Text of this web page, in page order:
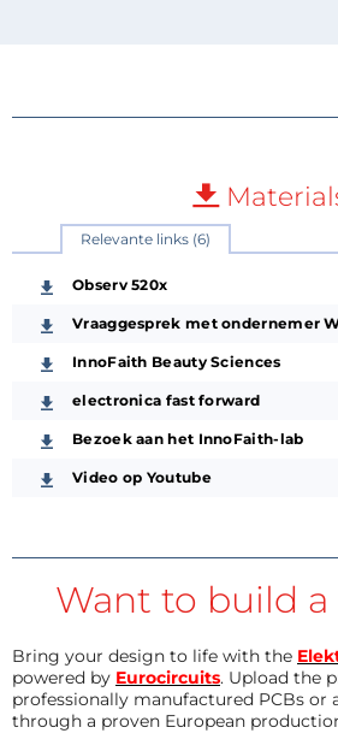
Relevante links (6)
Observ 520x
Vraaggesprek met ondernemer
InnoFaith Beauty Sciences
electronica fast forward
Bezoek aan het InnoFaith-lab
Video op Youtube
Want to build
Bring your design to life with the
powered by Eurocircuits. Upload the
professionally manufactured PCBs or
through a proven European